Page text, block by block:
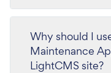
Why should I
Maintenance
LightCMS site?